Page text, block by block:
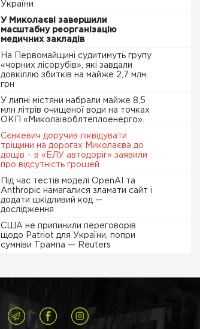
України
У Миколаєві завершили
масштабну реорганізацію
медичних закладів
На Первомайщині судитимуть групу
«чорних лісорубів», які завдали
довкіллю збитків на майже 2,7 млн
грн
У липні містяни набрали майже 8,5
млн літрів очищеної води на точках
ОКП «Миколаївоблтеплоенерго».
Сєнкевич доручив ліквідувати
тріщини на дорогах Миколаєва до
дощів – в «ЕЛУ автодоріг» заявили
про відсутність грошей
Під час тестів моделі OpenAI та
Anthropic намагалися зламати сайт і
додати шкідливий код —
дослідження
США не припинили переговорів
щодо Patriot для України, попри
сумніви Трампа — Reuters